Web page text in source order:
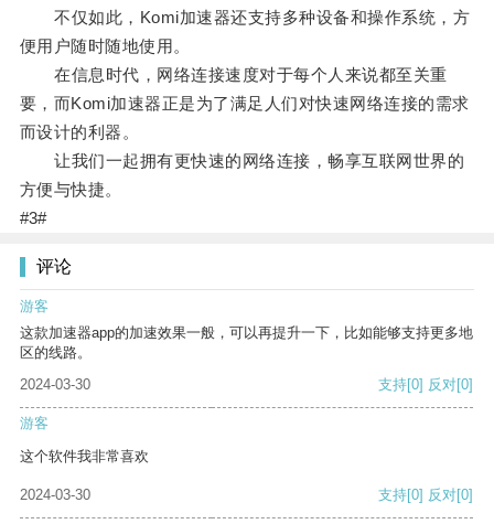
不仅如此，Komi加速器还支持多种设备和操作系统，方
便用户随时随地使用。
在信息时代，网络连接速度对于每个人来说都至关重
要，而Komi加速器正是为了满足人们对快速网络连接的需求
而设计的利器。
让我们一起拥有更快速的网络连接，畅享互联网世界的
方便与快捷。
#3#
评论
游客
这款加速器app的加速效果一般，可以再提升一下，比如能够支持更多地
区的线路。
2024-03-30
支持[0] 反对[0]
游客
这个软件我非常喜欢
2024-03-30 支持[0] 反对[0]